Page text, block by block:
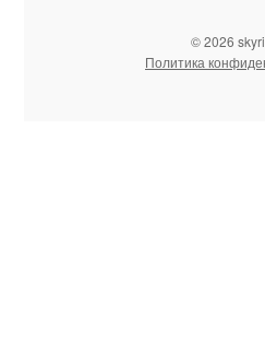
© 2026
Политика